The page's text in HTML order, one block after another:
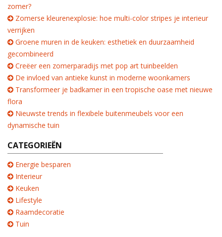
zomer?
Zomerse kleurenexplosie: hoe multi-color stripes je interieur
verrijken
Groene muren in de keuken: esthetiek en duurzaamheid
gecombineerd
Creëer een zomerparadijs met pop art tuinbeelden
De invloed van antieke kunst in moderne woonkamers
Transformeer je badkamer in een tropische oase met nieuwe
flora
Nieuwste trends in flexibele buitenmeubels voor een
dynamische tuin
CATEGORIEËN
Energie besparen
Interieur
Keuken
Lifestyle
Raamdecoratie
Tuin